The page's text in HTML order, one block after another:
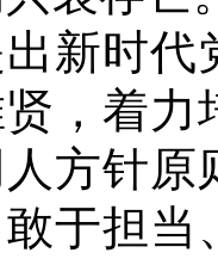
新时代
贤，着
人方针
于担当